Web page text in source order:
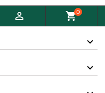
 shopping_cart0